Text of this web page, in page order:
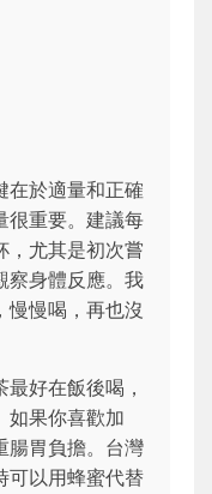
在於適量和正確
很重要。建議每
，尤其是初次嘗
察身體反應。我
慢慢喝，再也沒
好在飯後喝，
如果你喜歡加
腸胃負擔。台灣
可以用蜂蜜代替